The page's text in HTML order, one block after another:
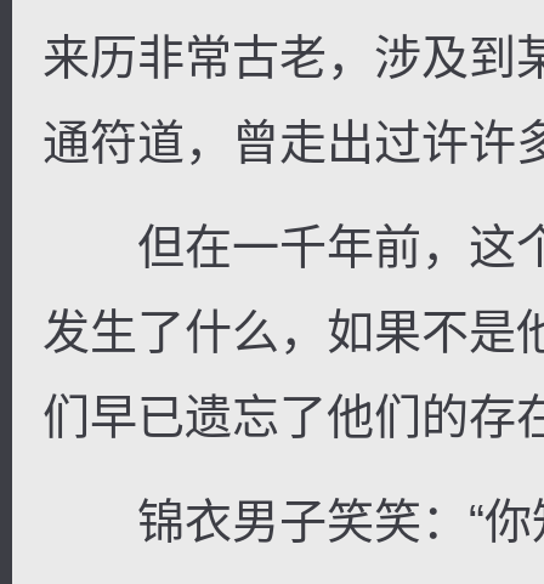
来历非常古老，涉及到
通符道，曾走出过许许
但在一千年前，这
发生了什么，如果不是
们早已遗忘了他们的存
锦衣男子笑笑：“你